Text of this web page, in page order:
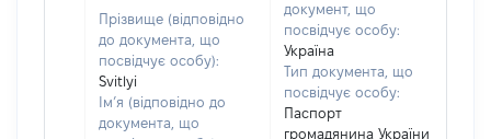
Прізвище (відповідно
до документа, що
посвідчує особу):
Svitlyi
Ім’я (відповідно до
документа, що
документ, що
посвідчує особу:
Україна
Тип документа, що
посвідчує особу:
Паспорт
громадянина України